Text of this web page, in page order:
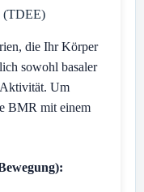
(TDEE)
die Ihr Körper
sowohl basaler
Aktivität. Um
BMR mit einem